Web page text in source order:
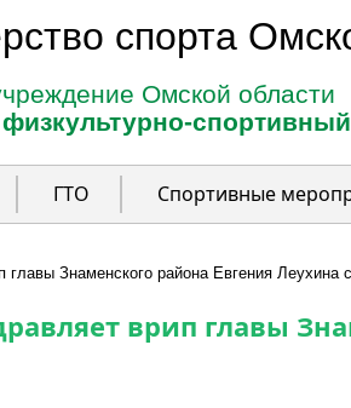
спорта
Омской области
ГТО Спортивные
главы Знаменского района Евгения Леухина
врип главы